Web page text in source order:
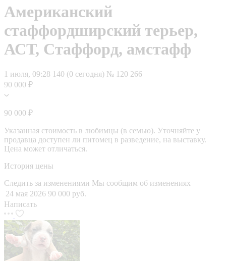
Американский
стаффордширский терьер,
АСТ, Стаффорд, амстафф
1 июля, 09:28 140 (0 сегодня) № 120 266
90 000 ₽
90 000 ₽
Указанная стоимость в любимцы (в семью). Уточняйте у
продавца доступен ли питомец в разведение, на выставку.
Цена может отличаться.
История цены
Следить за изменениями Мы сообщим об изменениях
24 мая 2026 90 000 руб.
Написать